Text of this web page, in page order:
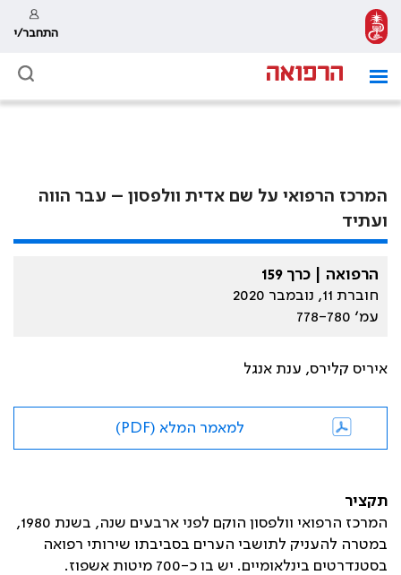
התחבר/י
המרכז הרפואי על שם אדית וולפסון – עבר הווה
ועתיד
הרפואה | כרך 159
חוברת 11, נובמבר 2020
עמ׳ 778-780
איריס קלירס, ענת אנגל
למאמר המלא (PDF)
תקציר
המרכז הרפואי וולפסון הוקם לפני ארבעים שנה, בשנת 1980,
במטרה להעניק לתושבי הערים בסביבתו שירותי רפואה
בסטנדרטים בינלאומיים. יש בו כ-700 מיטות אשפוז.